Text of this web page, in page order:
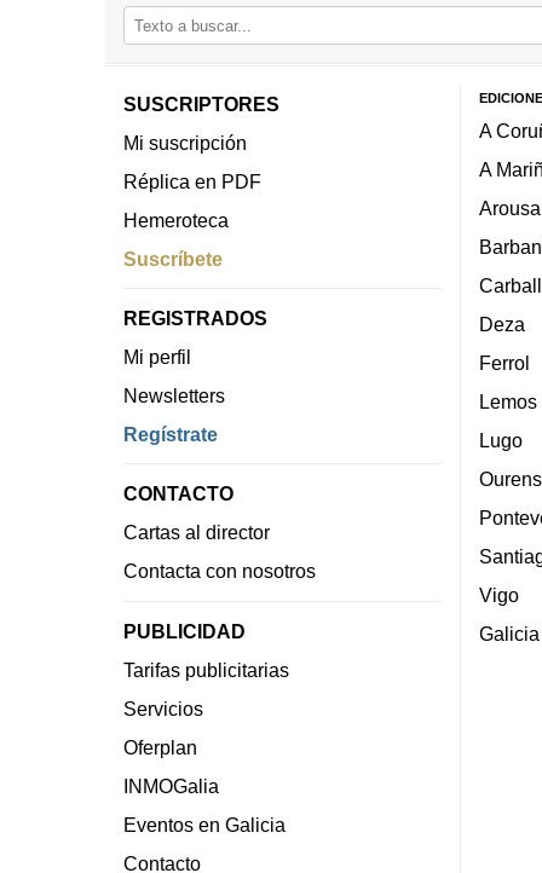
SUSCRIPTORES
Mi suscripción
Réplica en PDF
Hemeroteca
Suscríbete
REGISTRADOS
Mi perfil
Newsletters
Regístrate
CONTACTO
Cartas al director
Contacta con nosotros
PUBLICIDAD
Tarifas publicitarias
Servicios
Oferplan
INMOGalia
Eventos en Galicia
Contacto
A
A
Arousa
Deza
Ferrol
Lemos
Lugo
Vigo